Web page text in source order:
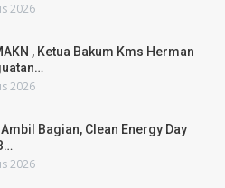
2026
, Ketua Bakum Kms Herman
2026
Bagian, Clean Energy Day
2026